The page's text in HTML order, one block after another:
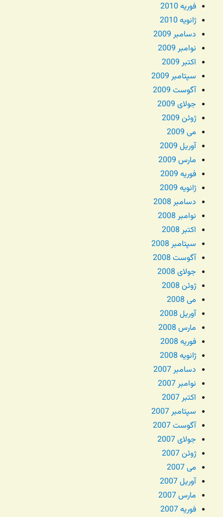
فوریه 2010
ژانویه 2010
دسامبر 2009
نوامبر 2009
اکتبر 2009
سپتامبر 2009
آگوست 2009
جولای 2009
ژوئن 2009
می 2009
آوریل 2009
مارس 2009
فوریه 2009
ژانویه 2009
دسامبر 2008
نوامبر 2008
اکتبر 2008
سپتامبر 2008
آگوست 2008
جولای 2008
ژوئن 2008
می 2008
آوریل 2008
مارس 2008
فوریه 2008
ژانویه 2008
دسامبر 2007
نوامبر 2007
اکتبر 2007
سپتامبر 2007
آگوست 2007
جولای 2007
ژوئن 2007
می 2007
آوریل 2007
مارس 2007
فوریه 2007